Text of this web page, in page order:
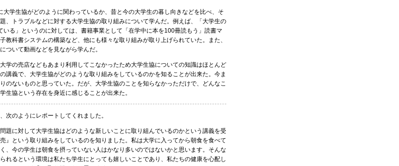
学生協がどのように関わっているか、昔と今の大学生の暮し向きなどを比べ、そ
、トラブルなどに対する大学生協の取り組みについて学んだ。例えば、「大学生の
いる」というのに対しては、書籍事業として「在学中に本を100冊読もう」読書マ
教科書システムの構築など、他にも様々な取り組みが取り上げられていた。また、
ついて動画などを見ながら学んだ。
学の売店などもあまり利用してこなかったため大学生協についての知識はほとんど
講義で、大学生協がどのような取り組みをしているのかを知ることが出来た。今ま
のないものと思っていた。だが、大学生協のことを知らなかっただけで、どんなこ
生協という存在を身近に感じることが出来た。
のようにレポートしてくれました。
題に対して大学生協はどのような新しいことに取り組んでいるのかという講義を受
』という取り組みをしているのを知りました。私は大学に入ってから朝食を食べて
、今の学生は朝食を摂っていない人はかなり多いのではないかと思います。そんな
れるという環境は私たち学生にとっても嬉しいことであり、私たちの健康を心配し